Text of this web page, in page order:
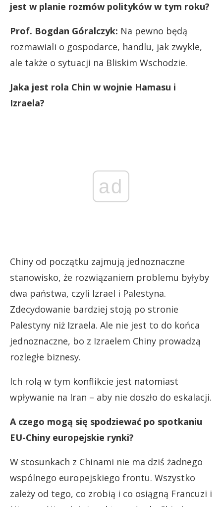
jest w planie rozmów polityków w tym roku?
Prof. Bogdan Góralczyk: Na pewno będą
rozmawiali o gospodarce, handlu, jak zwykle,
ale także o sytuacji na Bliskim Wschodzie.
Jaka jest rola Chin w wojnie Hamasu i
Izraela?
ad
Chiny od początku zajmują jednoznaczne
stanowisko, że rozwiązaniem problemu byłyby
dwa państwa, czyli Izrael i Palestyna.
Zdecydowanie bardziej stoją po stronie
Palestyny niż Izraela. Ale nie jest to do końca
jednoznaczne, bo z Izraelem Chiny prowadzą
rozległe biznesy.
Ich rolą w tym konflikcie jest natomiast
wpływanie na Iran – aby nie doszło do eskalacji.
A czego mogą się spodziewać po spotkaniu
EU-Chiny europejskie rynki?
W stosunkach z Chinami nie ma dziś żadnego
wspólnego europejskiego frontu. Wszystko
zależy od tego, co zrobią i co osiągną Francuzi i